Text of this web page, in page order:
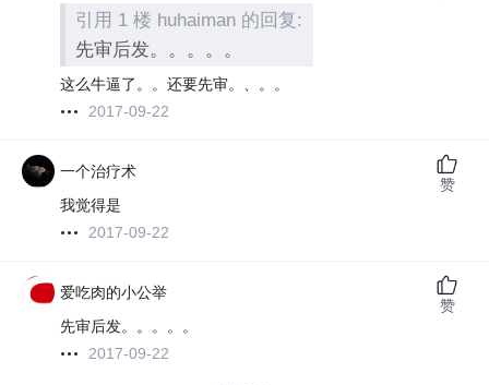
引用 1 楼 huhaiman 的回复:
先审后发。。。。。
这么牛逼了。。还要先审。、。。
2017-09-22
一个治疗术
我觉得是
2017-09-22
赞
爱吃肉的小公举
先审后发。。。。。
2017-09-22
赞